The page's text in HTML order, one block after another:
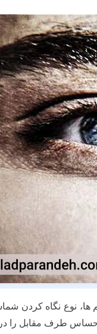
نوع نگاه کردن
طرف مقابل